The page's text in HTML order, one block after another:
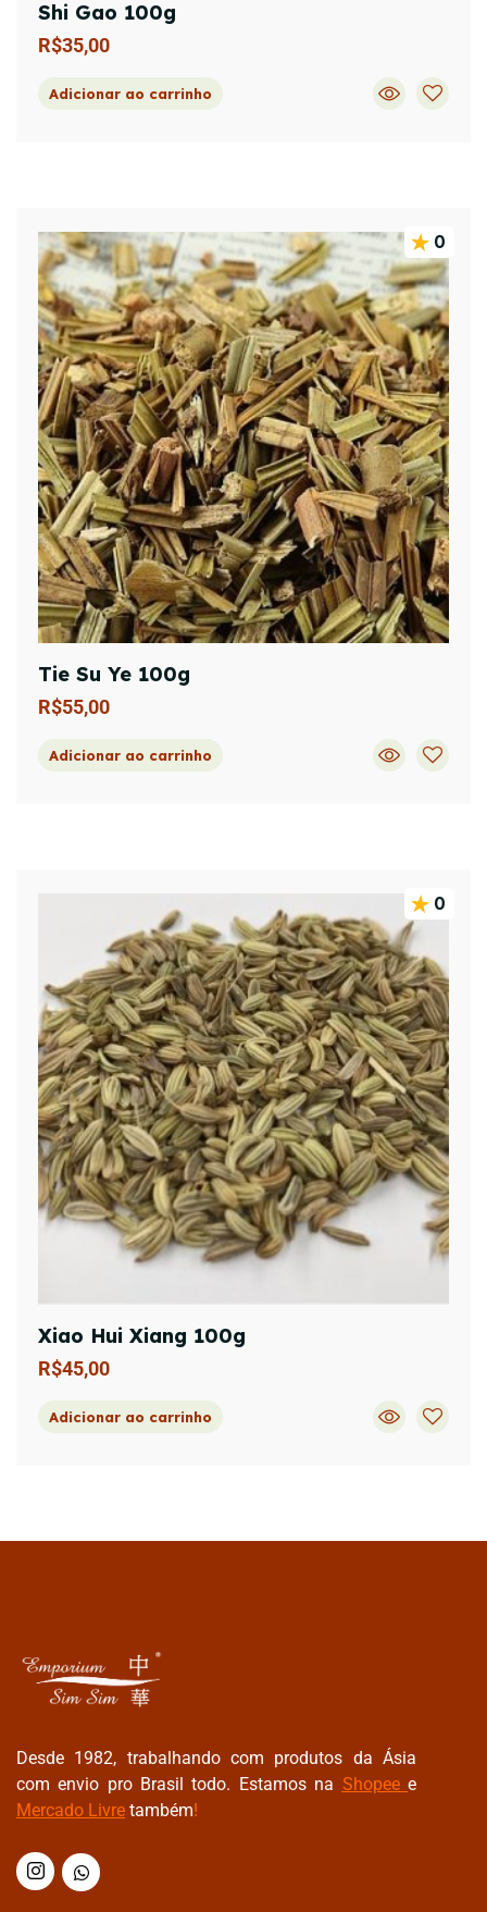
Shi Gao 100g
R$35,00
Adicionar ao carrinho
0
Tie Su Ye 100g
R$55,00
Adicionar ao carrinho
0
Xiao Hui Xiang 100g
R$45,00
Adicionar ao carrinho
Desde 1982, trabalhando com produtos da Ásia
com envio pro Brasil todo. Estamos na Shopee e
Mercado Livre também!